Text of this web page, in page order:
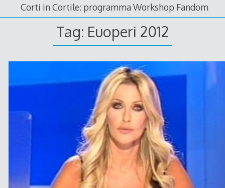
Corti in Cortile: programma Workshop Fandom
Tag: Euoperi 2012